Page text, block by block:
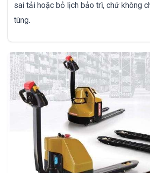
sai tải hoặc bỏ lịch bảo trì, chứ không
tùng.